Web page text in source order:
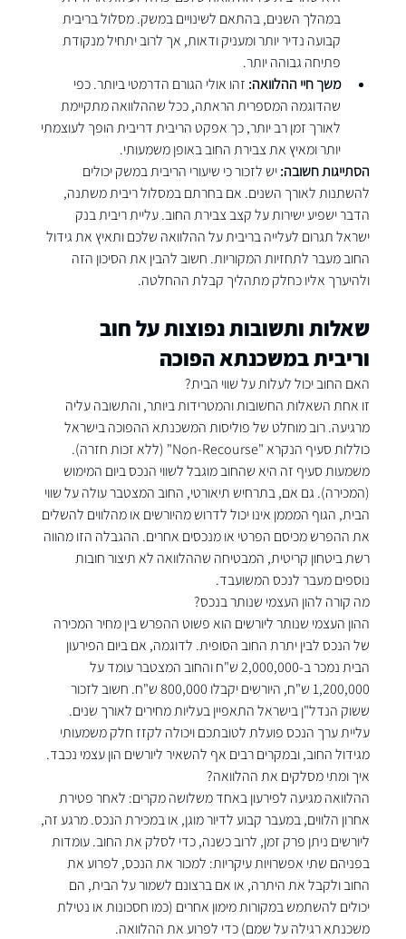
במהלך השנים, בהתאם לשינויים במשק. מסלול בריבית
קבועה נדיר יותר ומעניק ודאות, אך לרוב יתחיל מנקודת
פתיחה גבוהה יותר.
משך חיי ההלוואה: זהו אולי הגורם הדרמטי ביותר. כפי
שהדוגמה המספרית הראתה, ככל שההלוואה מתקיימת
לאורך זמן רב יותר, כך אפקט הריבית דריבית הופך לעוצמתי
יותר ומאיץ את צבירת החוב באופן משמעותי.
הסתייגות חשובה: יש לזכור כי שיעורי הריבית במשק יכולים
להשתנות לאורך השנים. אם בחרתם במסלול ריבית משתנה,
הדבר ישפיע ישירות על קצב צבירת החוב. עליית ריבית בנק
ישראל תגרום לעלייה בריבית על ההלוואה שלכם ותאיץ את גידול
החוב מעבר לתחזיות המקוריות. חשוב להבין את הסיכון הזה
ולהיערך אליו כחלק מתהליך קבלת ההחלטה.
שאלות ותשובות נפוצות על חוב
וריבית במשכנתא הפוכה
האם החוב יכול לעלות על שווי הבית?
זו אחת השאלות החשובות והמטרידות ביותר, והתשובה עליה
מרגיעה. רוב מוחלט של פוליסות המשכנתא ההפוכה בישראל
כוללות סעיף הנקרא "Non-Recourse" (ללא זכות חזרה).
משמעות סעיף זה היא שהחוב מוגבל לשווי הנכס ביום המימוש
(המכירה). גם אם, בתרחיש תיאורטי, החוב המצטבר עולה על שווי
הבית, הגוף המממן אינו יכול לדרוש מהיורשים או מהלווים להשלים
את ההפרש מכיסם הפרטי או מנכסים אחרים. ההגבלה הזו מהווה
רשת ביטחון קריטית, המבטיחה שההלוואה לא תיצור חובות
נוספים מעבר לנכס המשועבד.
מה קורה להון העצמי שנותר בנכס?
ההון העצמי שנותר ליורשים הוא פשוט ההפרש בין מחיר המכירה
של הנכס לבין יתרת החוב הסופית. לדוגמה, אם ביום הפירעון
הבית נמכר ב-2,000,000 ש"ח והחוב המצטבר עומד על
1,200,000 ש"ח, היורשים יקבלו 800,000 ש"ח. חשוב לזכור
ששוק הנדל"ן בישראל התאפיין בעליות מחירים לאורך שנים.
עליית ערך הנכס פועלת לטובתכם ויכולה לקזז חלק משמעותי
מגידול החוב, ובמקרים רבים אף להשאיר ליורשים הון עצמי נכבד.
איך ומתי מסלקים את ההלוואה?
ההלוואה מגיעה לפירעון באחד משלושה מקרים: לאחר פטירת
אחרון הלווים, במעבר קבוע לדיור מוגן, או במכירת הנכס. מרגע זה,
ליורשים ניתן פרק זמן, לרוב כשנה, כדי לסלק את החוב. עומדות
בפניהם שתי אפשרויות עיקריות: למכור את הנכס, לפרוע את
החוב ולקבל את היתרה, או אם ברצונם לשמור על הבית, הם
יכולים להשתמש במקורות מימון אחרים (כמו חסכונות או נטילת
משכנתא רגילה על שמם) כדי לפרוע את ההלוואה.